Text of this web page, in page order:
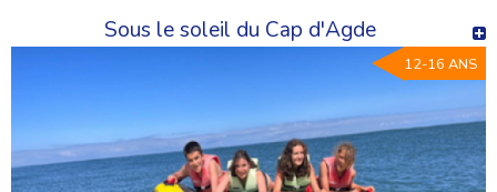
Sous le soleil du Cap d'Agde
12-16 ANS